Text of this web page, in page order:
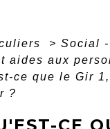
> Social
aides aux
ce que le Gir
?